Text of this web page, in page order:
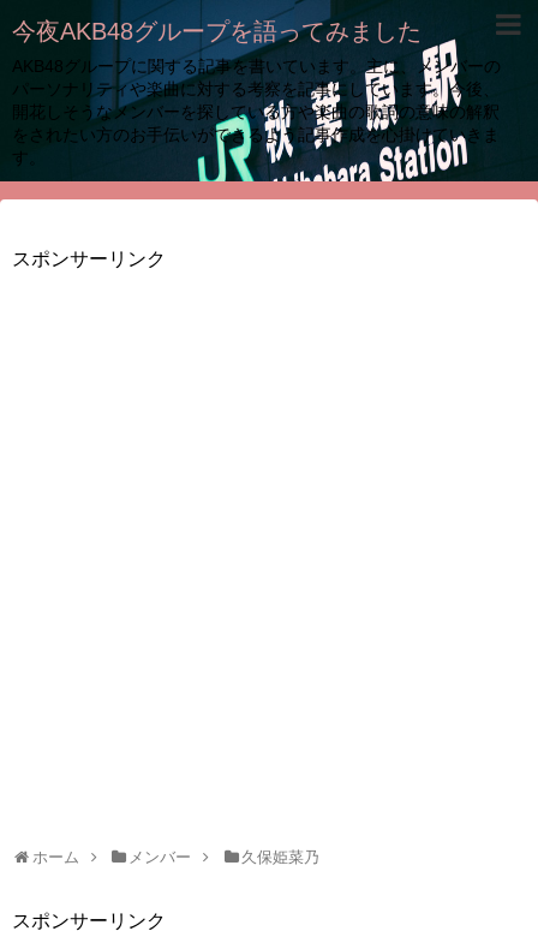
今夜AKB48グループを語ってみました
AKB48グループに関する記事を書いています。主に、メンバーの
パーソナリティや楽曲に対する考察を記事にしています。今後、
開花しそうなメンバーを探している方や楽曲の歌詞の意味の解釈
をされたい方のお手伝いができるよう記事作成を心掛けていきま
す。
スポンサーリンク
ホーム メンバー 久保姫菜乃
スポンサーリンク